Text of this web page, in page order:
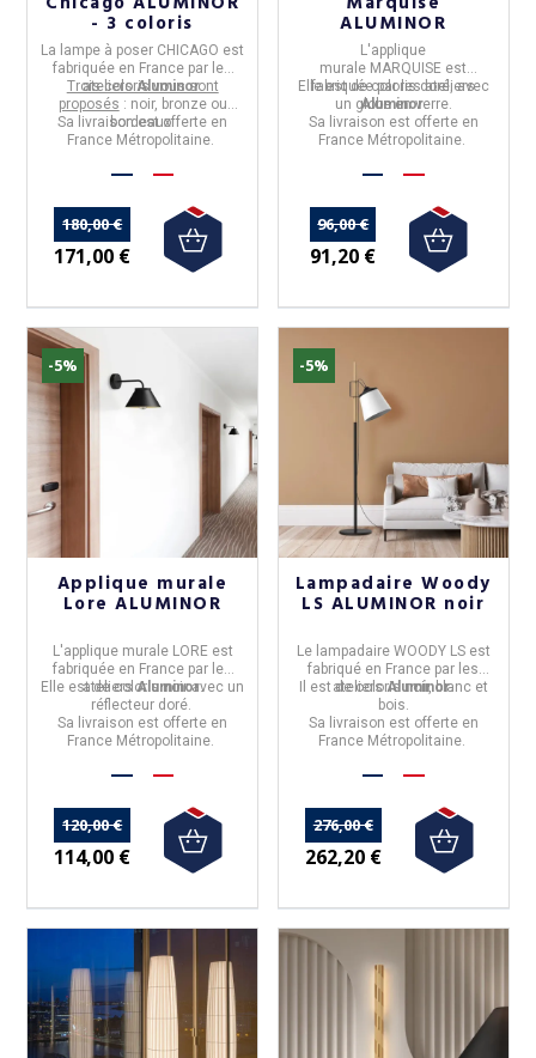
- 3 coloris
La lampe à poser CHICAGO est
fabriquée en France par les
ateliersAluminor.
Trois coloris vous sont
proposés : noir, bronze ou
bordeaux.
Sa livraison est offerte en
France Métropolitaine.
180,00 €
171,00 €
ALUMINOR
L'applique
murale MARQUISE est
fabriquée par les ateliers
Aluminor.
Elle est de coloris doré, avec
un globe en verre.
Sa livraison est offerte en
France Métropolitaine.
96,00 €
91,20 €
-5%
Applique murale
Lore ALUMINOR
L'applique murale LORE est
fabriquée en France par les
ateliersAluminor.
Elle est de coloris noir avec un
réflecteur doré.
Sa livraison est offerte en
France Métropolitaine.
120,00 €
114,00 €
-5%
Lampadaire Woody
LS ALUMINOR noir
Le lampadaire WOODY LS est
fabriqué en France par les
ateliersAluminor.
Il est de coloris noir, blanc et
bois.
Sa livraison est offerte en
France Métropolitaine.
276,00 €
262,20 €